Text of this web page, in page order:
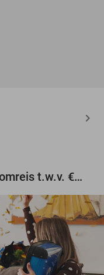
Maak gratis kans op een droomreis t.w.v. €3.000!